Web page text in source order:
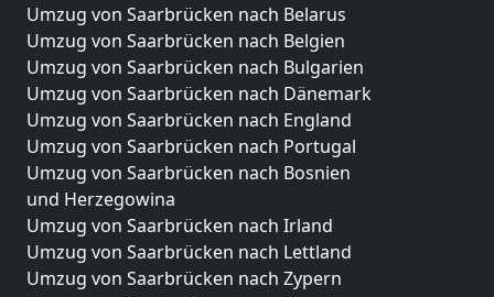
Umzug von Saarbrücken nach Belarus
Umzug von Saarbrücken nach Belgien
Umzug von Saarbrücken nach Bulgarien
Umzug von Saarbrücken nach Dänemark
Umzug von Saarbrücken nach England
Umzug von Saarbrücken nach Portugal
Umzug von Saarbrücken nach Bosnien
und Herzegowina
Umzug von Saarbrücken nach Irland
Umzug von Saarbrücken nach Lettland
Umzug von Saarbrücken nach Zypern